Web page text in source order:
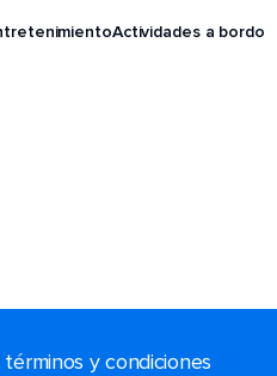
Actividades a bordo
y condiciones